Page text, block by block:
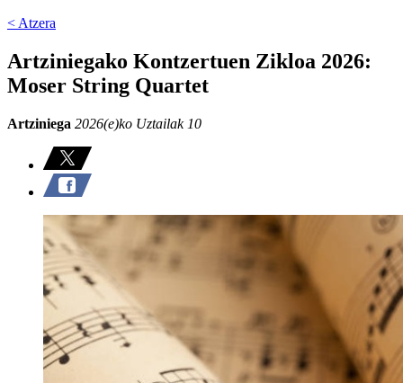
< Atzera
Artziniegako Kontzertuen Zikloa 2026:
Moser String Quartet
Artziniega 2026(e)ko Uztailak 10